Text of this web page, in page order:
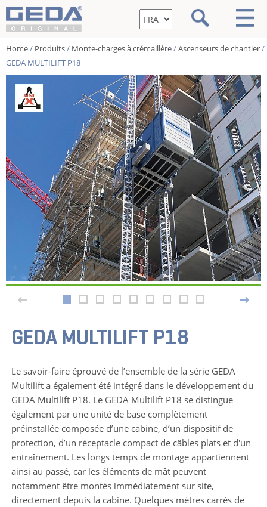
Home/ Produits/ Monte-charges à crémaillère/Ascenseurs de chantier/
GEDA MULTILIFT P18
GEDA MULTILIFT P18
Le savoir-faire éprouvé de l’ensemble de la série GEDA
Multilift a également été intégré dans le développement du
GEDA Multilift P18. Le GEDA Multilift P18 se distingue
également par une unité de base complètement
préinstallée composée d’une cabine, d’un dispositif de
protection, d’un réceptacle compact de câbles plats et d'un
entraînement. Les longs temps de montage appartiennent
ainsi au passé, car les éléments de mât peuvent
notamment être montés immédiatement sur site,
directement depuis la cabine. Quelques mètres carrés de